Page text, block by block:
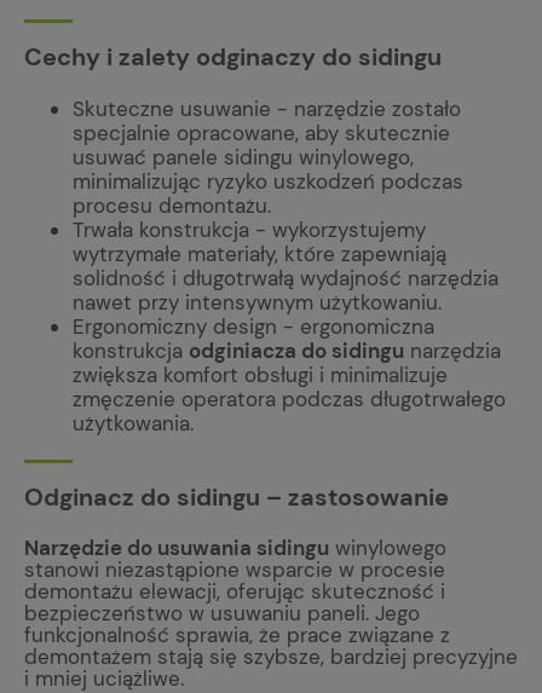
Cechy i zalety odginaczy do sidingu
Skuteczne usuwanie - narzędzie zostało
specjalnie opracowane, aby skutecznie
usuwać panele sidingu winylowego,
minimalizując ryzyko uszkodzeń podczas
procesu demontażu.
Trwała konstrukcja - wykorzystujemy
wytrzymałe materiały, które zapewniają
solidność i długotrwałą wydajność narzędzia
nawet przy intensywnym użytkowaniu.
Ergonomiczny design - ergonomiczna
konstrukcja odginiacza do sidingu narzędzia
zwiększa komfort obsługi i minimalizuje
zmęczenie operatora podczas długotrwałego
użytkowania.
Odginacz do sidingu – zastosowanie
Narzędzie do usuwania sidingu winylowego
stanowi niezastąpione wsparcie w procesie
demontażu elewacji, oferując skuteczność i
bezpieczeństwo w usuwaniu paneli. Jego
funkcjonalność sprawia, że prace związane z
demontażem stają się szybsze, bardziej precyzyjne
i mniej uciążliwe.